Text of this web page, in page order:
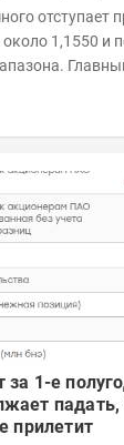
отступает
около 1,1550 и
недели
1-е
прилетит